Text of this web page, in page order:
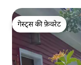
गेस्ट्स की फ़ेवरेट
गेस्ट्स की फ़ेवरेट